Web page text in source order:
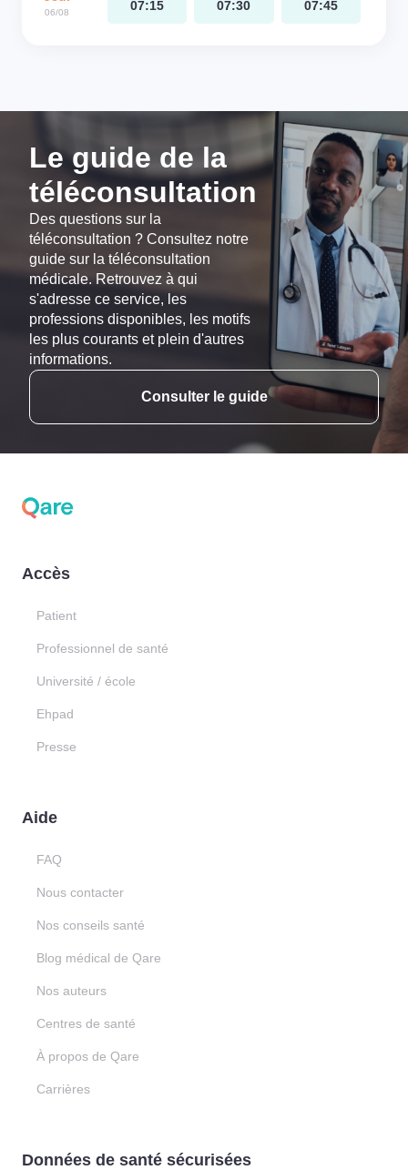
06/08 07:15 07:30 07:45
Le guide de la
téléconsultation
Des questions sur la
téléconsultation ? Consultez notre
guide sur la téléconsultation
médicale. Retrouvez à qui
s'adresse ce service, les
professions disponibles, les motifs
les plus courants et plein d'autres
informations.
Consulter le guide
Accès
Patient
Professionnel de santé
Université / école
Ehpad
Presse
Aide
FAQ
Nous contacter
Nos conseils santé
Blog médical de Qare
Nos auteurs
Centres de santé
À propos de Qare
Carrières
Données de santé sécurisées